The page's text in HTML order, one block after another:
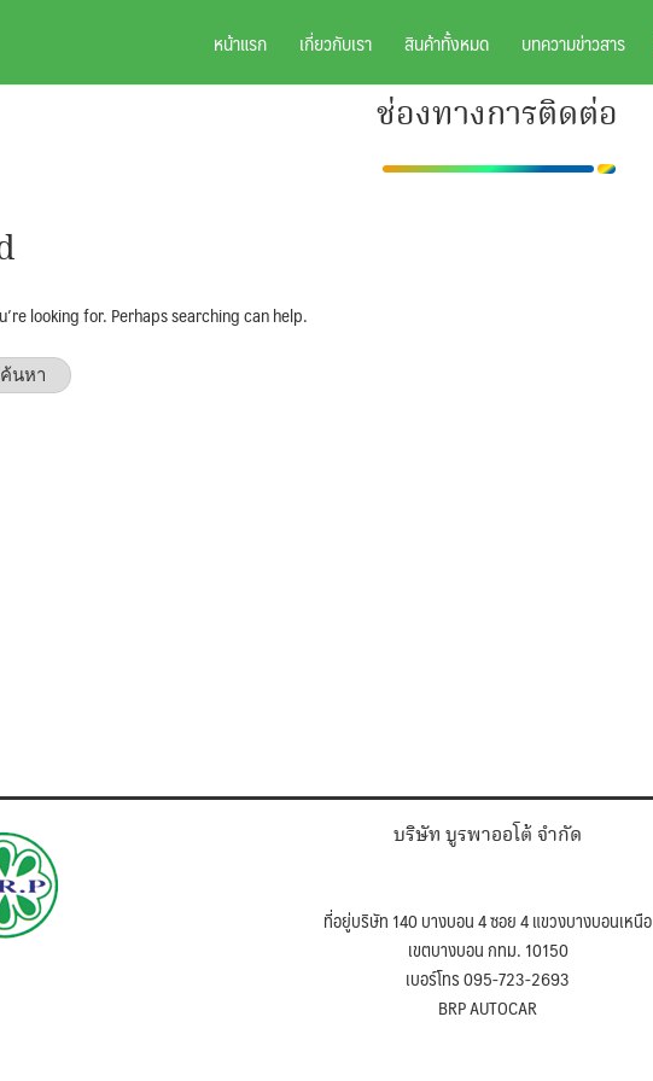
หน้าแรก เกี่ยวกับเรา สินค้าทั้งหมด บทความข่าวสาร
ช่องทางการติดต่อ
looking for. Perhaps searching can help.
บริษัท บูรพาออโต้ จำกัด
ที่อยู่บริษัท 140 บางบอน 4 ซอย 4 แขวงบางบอนเหนือ
เขตบางบอน กทม. 10150
เบอร์โทร 095-723-2693
BRP AUTOCAR